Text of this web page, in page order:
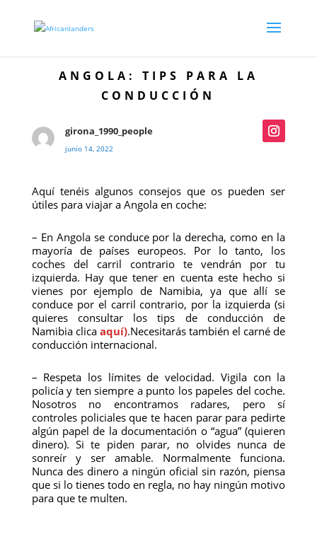
ANGOLA: TIPS PARA LA
CONDUCCIÓN
girona_1990_people
junio 14, 2022
Aquí tenéis algunos consejos que os pueden ser
útiles para viajar a Angola en coche:
– En Angola se conduce por la derecha, como en la
mayoría de países europeos. Por lo tanto, los
coches del carril contrario te vendrán por tu
izquierda. Hay que tener en cuenta este hecho si
vienes por ejemplo de Namibia, ya que allí se
conduce por el carril contrario, por la izquierda (si
quieres consultar los tips de conducción de
Namibia clica aquí).Necesitarás también el carné de
conducción internacional.
– Respeta los límites de velocidad. Vigila con la
policía y ten siempre a punto los papeles del coche.
Nosotros no encontramos radares, pero sí
controles policiales que te hacen parar para pedirte
algún papel de la documentación o “agua” (quieren
dinero). Si te piden parar, no olvides nunca de
sonreír y ser amable. Normalmente funciona.
Nunca des dinero a ningún oficial sin razón, piensa
que si lo tienes todo en regla, no hay ningún motivo
para que te multen.